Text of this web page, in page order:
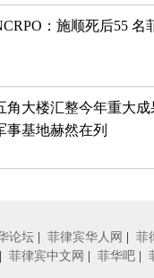
：施顺死后55 名
角大楼汇整今年重大
事基地赫然在列
论坛 菲律宾华人网 菲
菲律宾中文网 菲华吧